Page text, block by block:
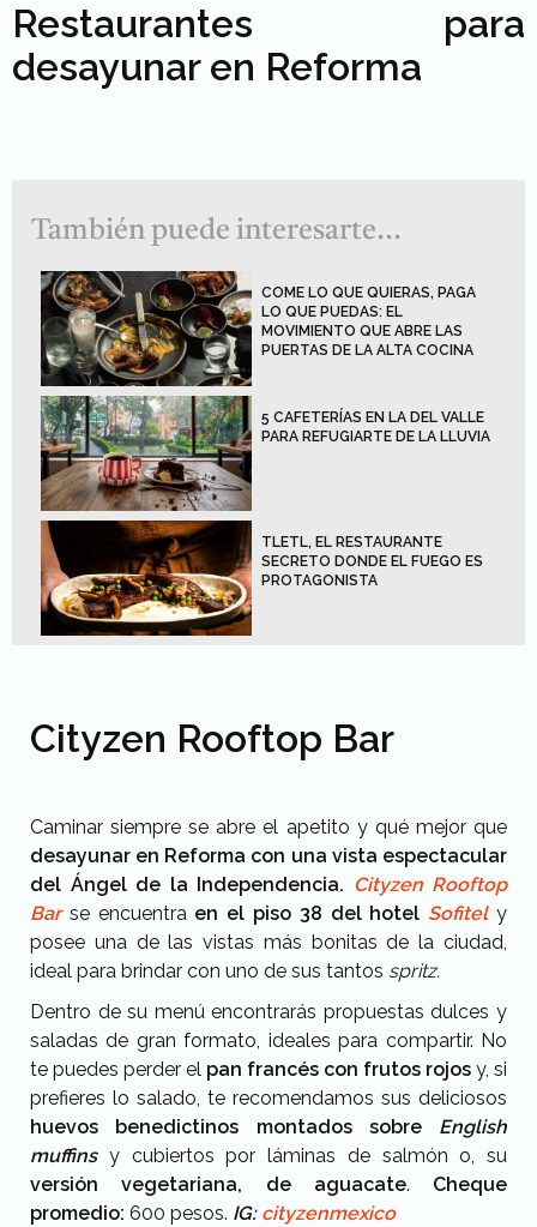
Restaurantes para
desayunar en Reforma
También puede interesarte...
COME LO QUE QUIERAS, PAGA
LO QUE PUEDAS: EL
MOVIMIENTO QUE ABRE LAS
PUERTAS DE LA ALTA COCINA
5 CAFETERÍAS EN LA DEL VALLE
PARA REFUGIARTE DE LA LLUVIA
TLETL, EL RESTAURANTE
SECRETO DONDE EL FUEGO ES
PROTAGONISTA
Cityzen Rooftop Bar
Caminar siempre se abre el apetito y qué mejor que
desayunar en Reforma con una vista espectacular
del Ángel de la Independencia. Cityzen Rooftop
Barse encuentra en el piso 38 del hotel Sofitel y
posee una de las vistas más bonitas de la ciudad,
ideal para brindar con uno de sus tantos spritz.
Dentro de su menú encontrarás propuestas dulces y
saladas de gran formato, ideales para compartir. No
te puedes perder el pan francés con frutos rojos y, si
prefieres lo salado, te recomendamos sus deliciosos
huevos benedictinos montados sobre English
muffins y cubiertos por láminas de salmón o, su
versión vegetariana, de aguacate. Cheque
promedio: 600 pesos. IG: cityzenmexico